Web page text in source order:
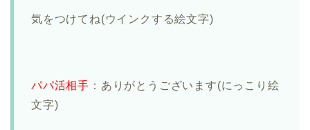
気をつけてね(ウインクする絵文字)
パパ活相手 ：ありがとうございます(にっこり絵
文字)